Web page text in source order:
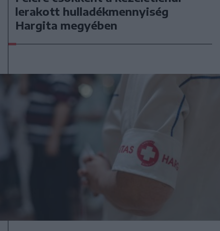
lerakott hulladékmennyiség
Hargita megyében